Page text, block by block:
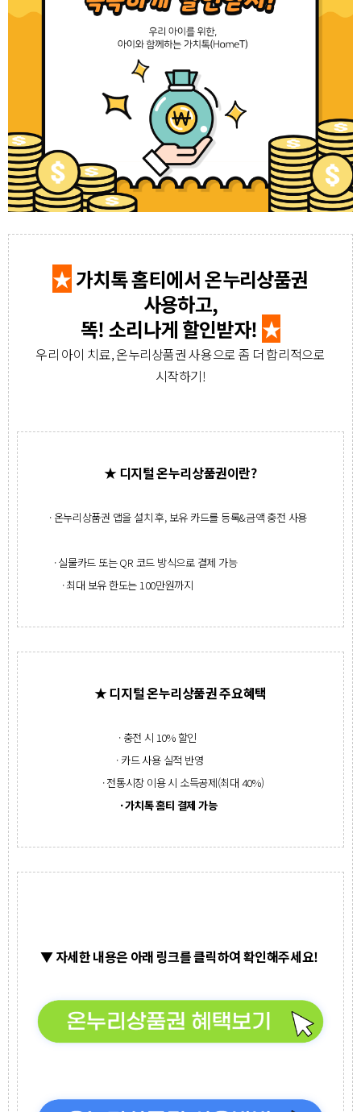
★ 가치톡 홈티에서 온누리상품권
사용하고,
똑! 소리나게 할인받자! ★
우리 아이 치료, 온누리상품권 사용으로 좀 더 합리적으로
시작하기!
★ 디지털 온누리상품권이란?
· 온누리상품권 앱을 설치 후, 보유 카드를 등록&금액 충전 사용
· 실물카드 또는 QR 코드 방식으로 결제 가능
· 최대 보유 한도는 100만원까지
★ 디지털 온누리상품권 주요혜택
· 충전 시 10% 할인
· 카드 사용 실적 반영
· 전통시장 이용 시 소득공제(최대 40%)
· 가치톡 홈티 결제 가능
▼ 자세한 내용은 아래 링크를 클릭하여 확인해주세요!